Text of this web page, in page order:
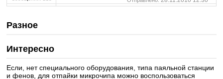
Разное
Интересно
Если, нет специального оборудования, типа паяльной станции
и фенов, для отпайки микрочипа можно воспользоваться